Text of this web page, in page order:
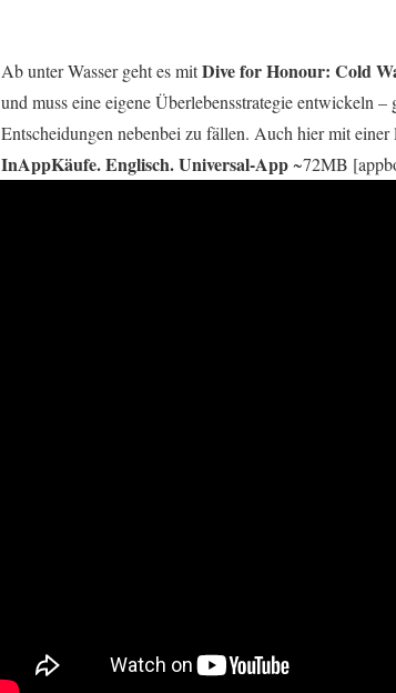
Ab unter Wasser geht es mitDive for Honour: Cold
und muss eine eigene Überlebensstrategie entwickeln
Entscheidungen nebenbei zu fällen. Auch hier mit
InAppKäufe. Englisch. Universal-App ~72MB